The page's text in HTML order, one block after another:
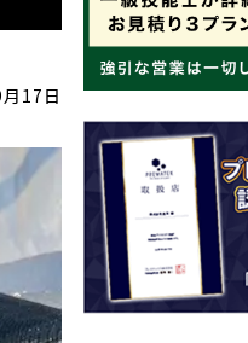
17日